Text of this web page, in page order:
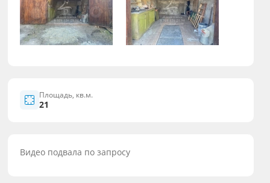
Площадь, кв.м.
21
Видео подвала по запросу